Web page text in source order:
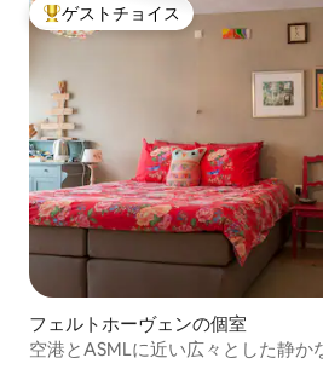
大好評のゲストチョイスです。
ゲストチョイス
フェルトホーヴェンの個室
空港とASMLに近い広々とした静か